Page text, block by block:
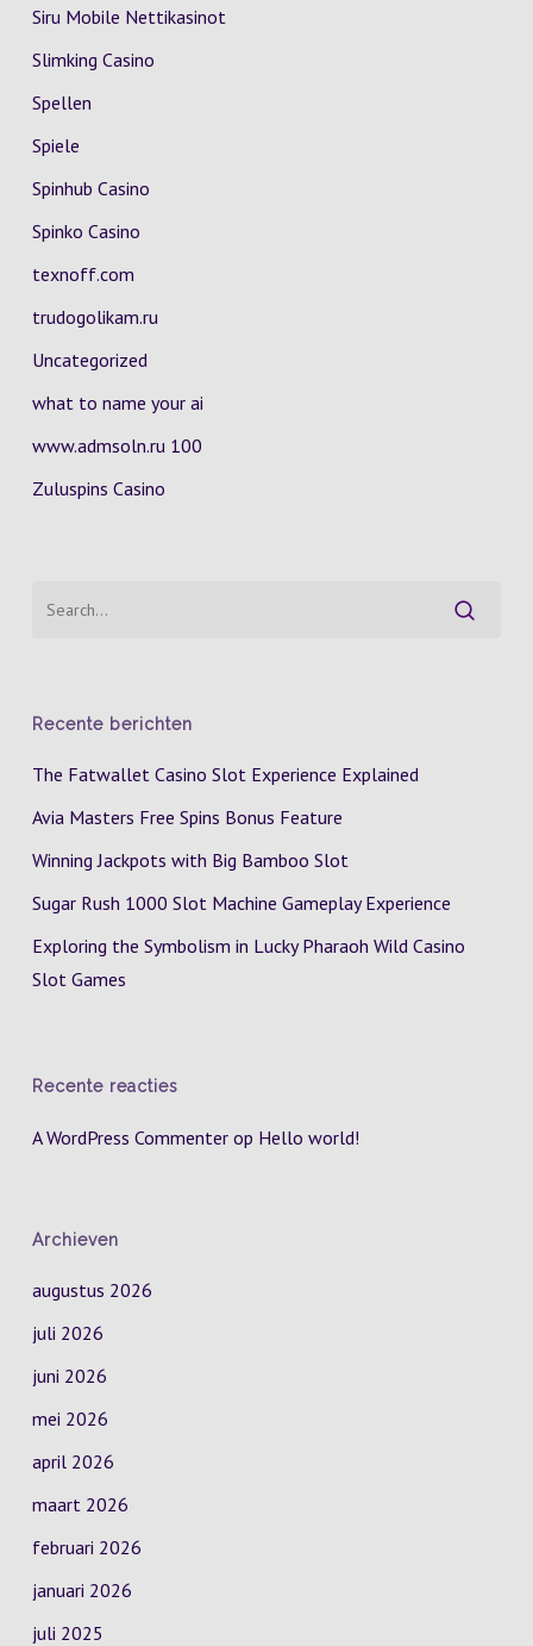
Siru Mobile Nettikasinot
Slimking Casino
Spellen
Spiele
Spinhub Casino
Spinko Casino
texnoff.com
trudogolikam.ru
Uncategorized
what to name your ai
www.admsoln.ru 100
Zuluspins Casino
Recente berichten
The Fatwallet Casino Slot Experience Explained
Avia Masters Free Spins Bonus Feature
Winning Jackpots with Big Bamboo Slot
Sugar Rush 1000 Slot Machine Gameplay Experience
Exploring the Symbolism in Lucky Pharaoh Wild Casino
Slot Games
Recente reacties
A WordPress Commenterop Hello world!
Archieven
augustus 2026
juli 2026
juni 2026
mei 2026
april 2026
maart 2026
februari 2026
januari 2026
juli 2025